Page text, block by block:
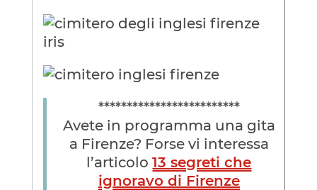
*************************
Avete in programma una gita
a Firenze? Forse vi interessa
l’articolo13 segreti che
ignoravo di Firenze